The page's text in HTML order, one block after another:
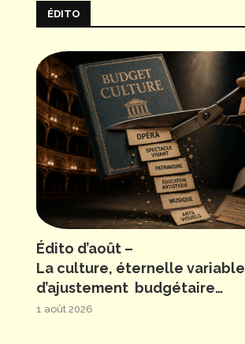
ÉDITO
Édito d’août –
La culture, éternelle variable
d’ajustement budgétaire…
1 août 2026